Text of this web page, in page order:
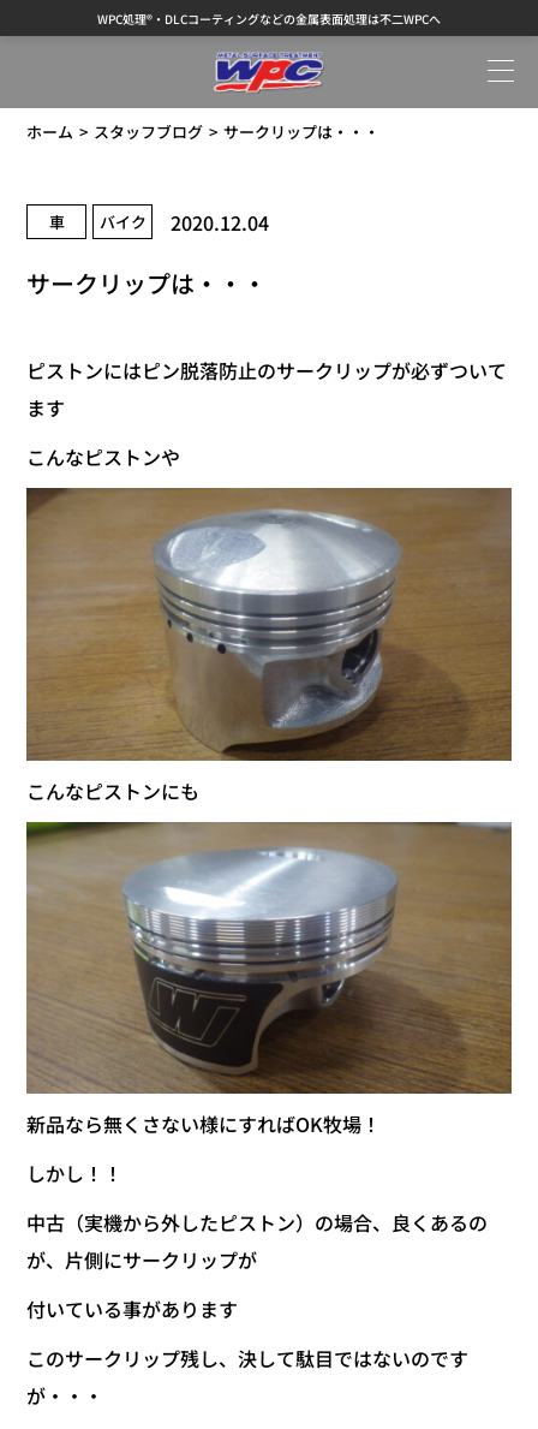
WPC処理®・DLCコーティングなどの金属表面処理は不二WPCへ
ホーム スタッフブログ サークリップは・・・
車 バイク 2020.12.04
サークリップは・・・
ピストンにはピン脱落防止のサークリップが必ずついて
ます
こんなピストンや
こんなピストンにも
新品なら無くさない様にすればOK牧場！
しかし！！
中古（実機から外したピストン）の場合、良くあるの
が、片側にサークリップが
付いている事があります
このサークリップ残し、決して駄目ではないのです
が・・・